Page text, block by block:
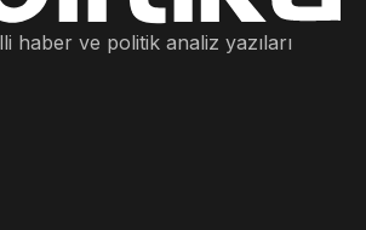
haber ve politik analiz yazıları